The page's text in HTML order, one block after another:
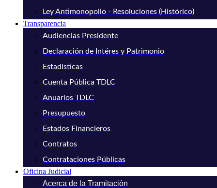
Ley Antimonopolio - Resoluciones (Histórico)
Transparencia
Audiencias Presidente
Declaración de Intéres y Patrimonio
Estadísticas
Cuenta Pública TDLC
Anuarios TDLC
Presupuesto
Estados Financieros
Contratos
Contrataciones Públicas
Oficina Judicial
Acerca de la Tramitación